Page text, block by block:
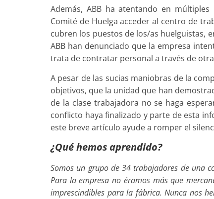
Además, ABB ha atentando en
Comité de Huelga acceder al centro de
cubren los puestos de los/as huelguistas,
ABB han denunciado que la empresa
trata de contratar personal a través de
A pesar de las sucias maniobras de la
objetivos, que la unidad que han
de la clase trabajadora no se haga
conflicto haya finalizado y parte de esta
este breve artículo ayude a romper el
¿Qué hemos aprendido?
Somos un grupo de 34 trabajadores de una
Para la empresa no éramos más que
imprescindibles para la fábrica. Nunca nos